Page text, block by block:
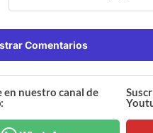
Comentarios
en nuestro canal de